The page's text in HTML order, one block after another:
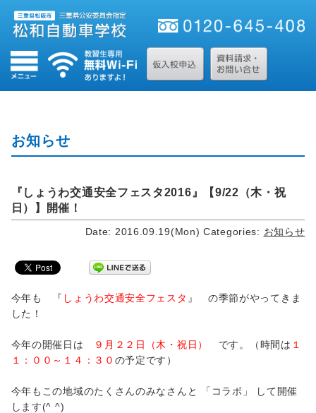
お知らせ
『しょうわ交通安全フェスタ2016』【9/22（木・祝
日）】開催！
Date: 2016.09.19(Mon) Categories: お知らせ
今年も 『 しょうわ交通安全フェスタ 』 の季節がやってきま
した！
今年の開催日は ９月２２日（木・祝日） です。（時間は １
１：００～１４：３０ の予定です）
今年もこの地域のたくさんのみなさんと 「コラボ」 して開催
します(^ ^)